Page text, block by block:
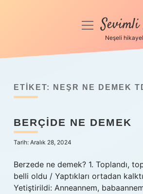
Anasayfa
Yasal Uyarı
Hakkımızda
menüyü
Neşeli
ETIKET: NEŞR NE DEMEK
BERÇIDE NE DEMEK
Tarih: Aralık 28, 2024
Berzede ne demek? 1. Toplandı,
belli oldu / Yaptıkları ortadan
Yetiştirildi: Anneannem,